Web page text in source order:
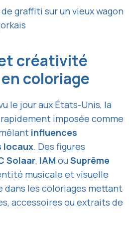
graffiti sur un vieux wagon
créativité
coloriage
le jour aux États-Unis, la
rapidement imposée comme
influences
locaux. Des figures
Solaar, IAM ouSuprême
musicale et visuelle
dans les coloriages mettant
accessoires ou extraits de